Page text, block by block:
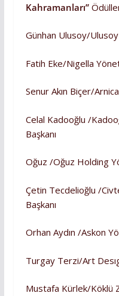
Kahramanları’’
Günhan Ulusoy/
Fatih Eke/Nigella
Senur Akın Biçer/
Celal Kadooğlu /
Başkanı
Oğuz /Oğuz Holding
Çetin Tecdelioğlu /
Başkanı
Orhan Aydın /Askon
Turgay Terzi/Art
Mustafa Kürlek/Köklü